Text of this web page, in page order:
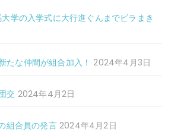
学の入学式に大行進ぐんまでビラまき
たな仲間が組合加入！ 2024年4月3日
交 2024年4月2日
組合員の発言 2024年4月2日